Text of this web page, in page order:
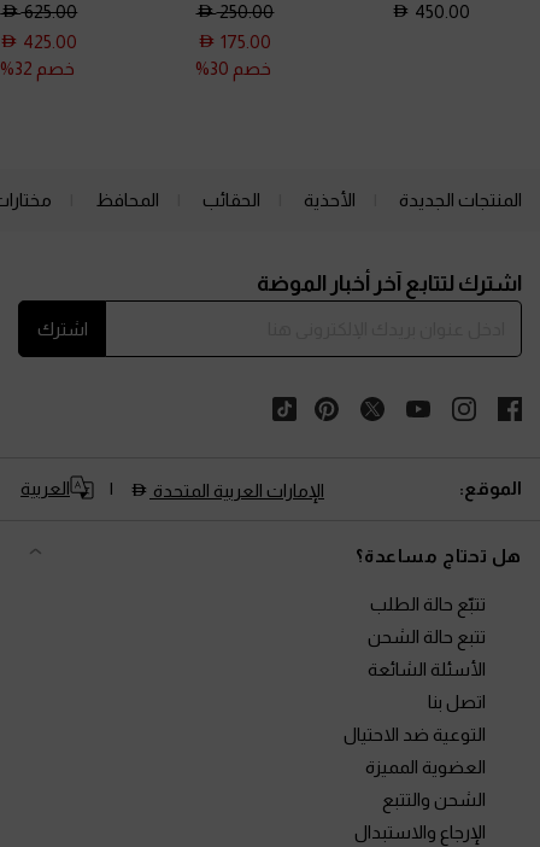
450.00
250.00
175.00
خصم 30%
625.00
425.00
خصم 32%
المنتجات الجديدة الأحذية الحقائب المحافظ
اشترك لتتابع آخر أخبار الموضة
اشترك
الموقع: الإمارات العربية المتحدة العربية
هل تحتاج مساعدة؟
تتبّع حالة الطلب
تتبع حالة الشحن
الأسئلة الشائعة
اتصل بنا
التوعية ضد الاحتيال
العضوية المميزة
الشحن والتتبع
الإرجاع والاستبدال